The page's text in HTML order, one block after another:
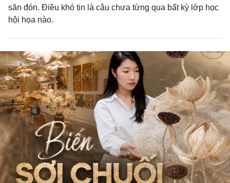
săn đón. Điều khó tin là cậu chưa từng qua bất kỳ lớp học
hội họa nào.